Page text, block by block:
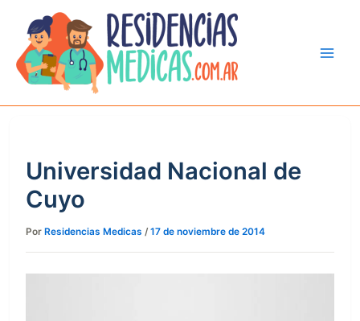
contenido
Universidad Nacional de
Cuyo
Por Residencias Medicas /17 de noviembre de 2014